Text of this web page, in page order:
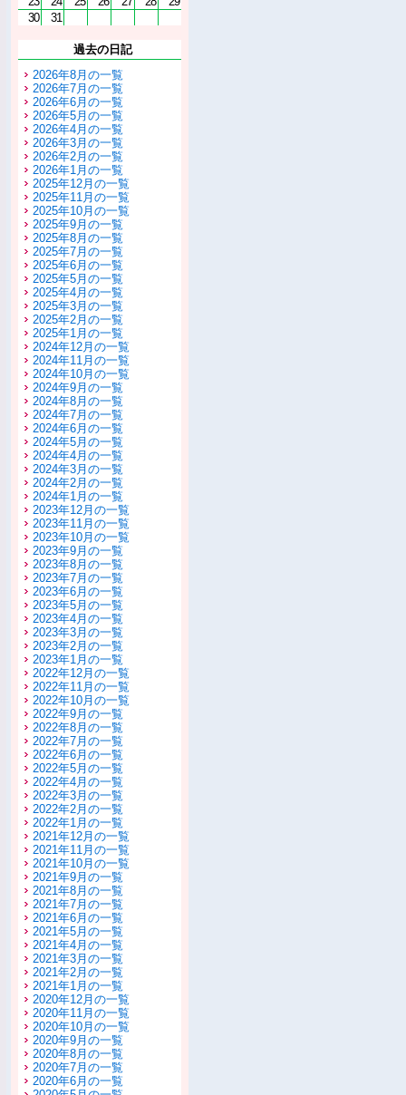
30
31
過去の日記
2026年8月の一覧
2026年7月の一覧
2026年6月の一覧
2026年5月の一覧
2026年4月の一覧
2026年3月の一覧
2026年2月の一覧
2026年1月の一覧
2025年12月の一覧
2025年11月の一覧
2025年10月の一覧
2025年9月の一覧
2025年8月の一覧
2025年7月の一覧
2025年6月の一覧
2025年5月の一覧
2025年4月の一覧
2025年3月の一覧
2025年2月の一覧
2025年1月の一覧
2024年12月の一覧
2024年11月の一覧
2024年10月の一覧
2024年9月の一覧
2024年8月の一覧
2024年7月の一覧
2024年6月の一覧
2024年5月の一覧
2024年4月の一覧
2024年3月の一覧
2024年2月の一覧
2024年1月の一覧
2023年12月の一覧
2023年11月の一覧
2023年10月の一覧
2023年9月の一覧
2023年8月の一覧
2023年7月の一覧
2023年6月の一覧
2023年5月の一覧
2023年4月の一覧
2023年3月の一覧
2023年2月の一覧
2023年1月の一覧
2022年12月の一覧
2022年11月の一覧
2022年10月の一覧
2022年9月の一覧
2022年8月の一覧
2022年7月の一覧
2022年6月の一覧
2022年5月の一覧
2022年4月の一覧
2022年3月の一覧
2022年2月の一覧
2022年1月の一覧
2021年12月の一覧
2021年11月の一覧
2021年10月の一覧
2021年9月の一覧
2021年8月の一覧
2021年7月の一覧
2021年6月の一覧
2021年5月の一覧
2021年4月の一覧
2021年3月の一覧
2021年2月の一覧
2021年1月の一覧
2020年12月の一覧
2020年11月の一覧
2020年10月の一覧
2020年9月の一覧
2020年8月の一覧
2020年7月の一覧
2020年6月の一覧